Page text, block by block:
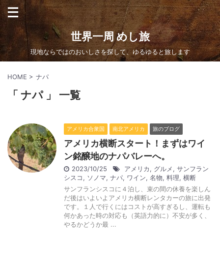
世界一周 めし旅
現地ならではのおいしさを探して、ゆるゆると旅します
HOME > ナパ
「 ナパ 」 一覧
アメリカ合衆国 南北アメリカ 旅のブログ
アメリカ横断スタート！まずはワイ
ン銘醸地のナパバレーへ。
2023/10/25 アメリカ, グルメ, サンフラン
シスコ, ソノマ, ナパ, ワイン, 名物, 料理, 横断
サンフランシスコに４泊し、束の間の休養を楽しん
だ後はいよいよアメリカ横断レンタカーの旅に出発
です。１人で行くにはコストが高すぎるし、運転も
何かあった時の対応も（英語力的に）不安が多く、
やるかどうか最 ...